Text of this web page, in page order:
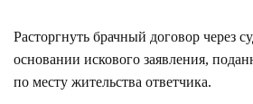
Расторгнуть брачный договор через
основании искового заявления,
по месту жительства ответчика.